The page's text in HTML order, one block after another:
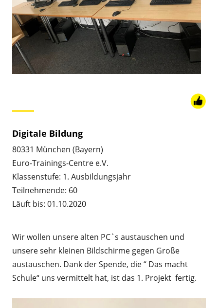
Digitale Bildung
80331 München (Bayern)
Euro-Trainings-Centre e.V.
Klassenstufe: 1. Ausbildungsjahr
Teilnehmende: 60
Läuft bis: 01.10.2020
Wir wollen unsere alten PC`s austauschen und
unsere sehr kleinen Bildschirme gegen Große
austauschen. Dank der Spende, die “ Das macht
Schule“ uns vermittelt hat, ist das 1. Projekt fertig.